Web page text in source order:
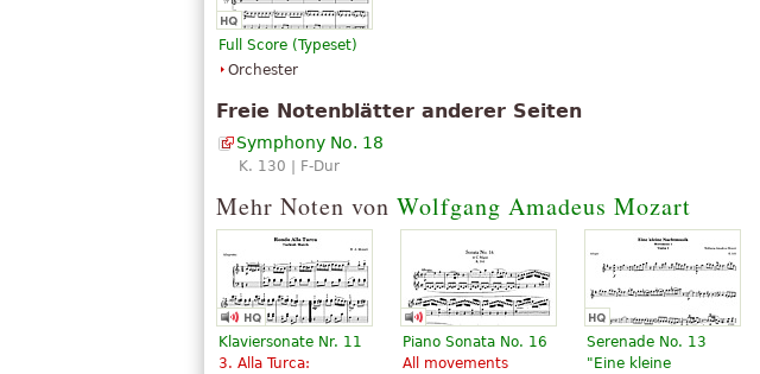
Full Score (Typeset)
Orchester
Freie Notenblätter anderer Seiten
Symphony No. 18
K. 130 | F-Dur
Mehr Noten von Wolfgang Amadeus Mozart
Klaviersonate Nr. 11
3. Alla Turca:
Piano Sonata No. 16
All movements
Serenade No. 13
"Eine kleine